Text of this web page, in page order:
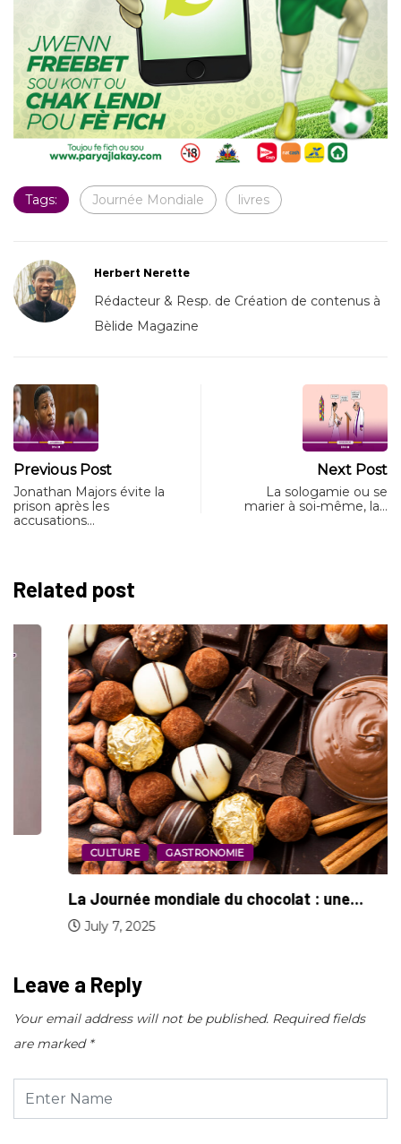
Tags: Journée Mondiale livres
Herbert Nerette
Rédacteur & Resp. de Création de contenus à
Bèlide Magazine
Previous Post
Jonathan Majors évite la
prison après les
accusations…
Next Post
La sologamie ou se
marier à soi-même, la…
Related post
CULTURE GASTRONOMIE
La Journée mondiale du chocolat : une...
July 7, 2025
Leave a Reply
Your email address will not be published. Required fields
are marked *